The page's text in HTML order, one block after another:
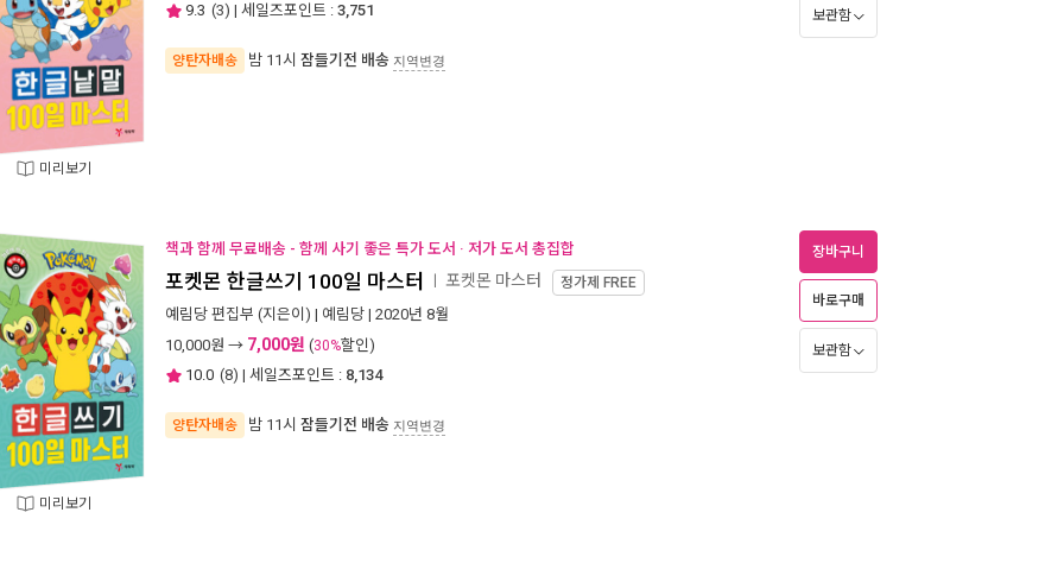
미리보기
9.3 (3) | 세일즈포인트 : 3,751
양탄자배송 밤 11시 잠들기전 배송 지역변경
보관함
미리보기
책과 함께 무료배송 - 함께 사기 좋은 특가 도서 · 저가 도서 총집합
포켓몬 한글쓰기 100일 마스터 포켓몬 마스터 정가제 FREE
예림당 편집부 (지은이) | 예림당 | 2020년 8월
10,000원 → 7,000원 (30%할인)
10.0 (8) | 세일즈포인트 : 8,134
양탄자배송 밤 11시 잠들기전 배송 지역변경
장바구니
바로구매
보관함